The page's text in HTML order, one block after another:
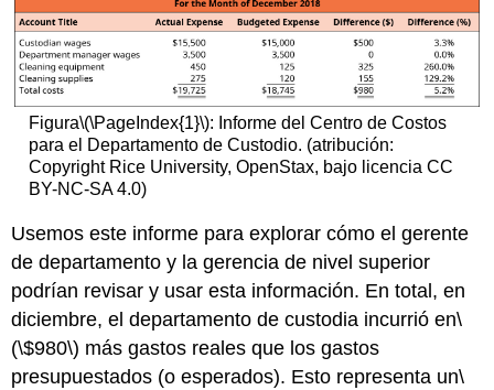
Figura\(\PageIndex{1}\): Informe del Centro de Costos
para el Departamento de Custodio. (atribución:
Copyright Rice University, OpenStax, bajo licencia CC
BY-NC-SA 4.0)
Usemos este informe para explorar cómo el gerente
de departamento y la gerencia de nivel superior
podrían revisar y usar esta información. En total, en
diciembre, el departamento de custodia incurrió en\
(\$980\) más gastos reales que los gastos
presupuestados (o esperados). Esto representa un\